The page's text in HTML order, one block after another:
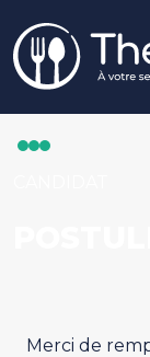
Merci de